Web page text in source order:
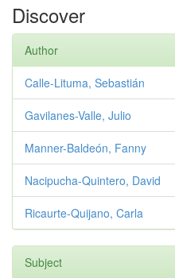
Discover
Author
Calle-Lituma, Sebastián
Gavilanes-Valle, Julio
Manner-Baldeón, Fanny
Nacipucha-Quintero, David
Ricaurte-Quijano, Carla
Subject